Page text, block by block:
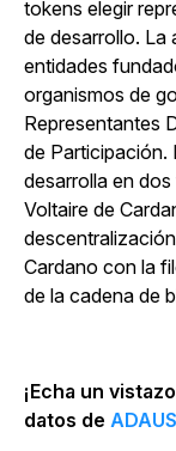
tokens elegir
de desarrollo. La
entidades
organismos de
Representantes
de Participación.
desarrolla en
Voltaire de
Cardano con la
de la cadena de
¡Echa un
datos de